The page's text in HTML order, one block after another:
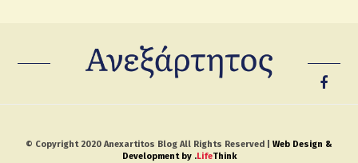
© Copyright 2020 Anexartitos Blog All Rights Reserved | Web Design &
Development by .LifeThink